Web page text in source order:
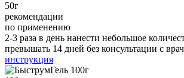
50г
рекомендации
по применению
2-3 раза в день нанести небольшое
превышать 14 дней без консультации с
инструкция